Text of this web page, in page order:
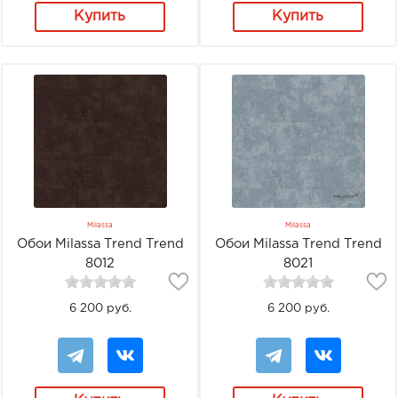
Купить Купить
Milassa
Обои Milassa Trend Trend
8012
6 200 руб.
Milassa
Обои Milassa Trend Trend
8021
6 200 руб.